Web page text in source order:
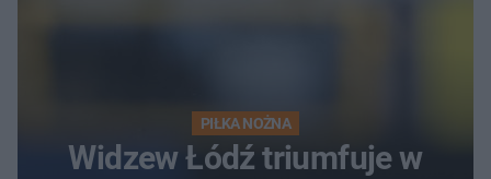
PIŁKA NOŻNA
Widzew Łódź triumfuje w